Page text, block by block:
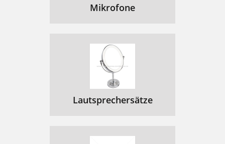
Mikrofone
Lautsprechersätze